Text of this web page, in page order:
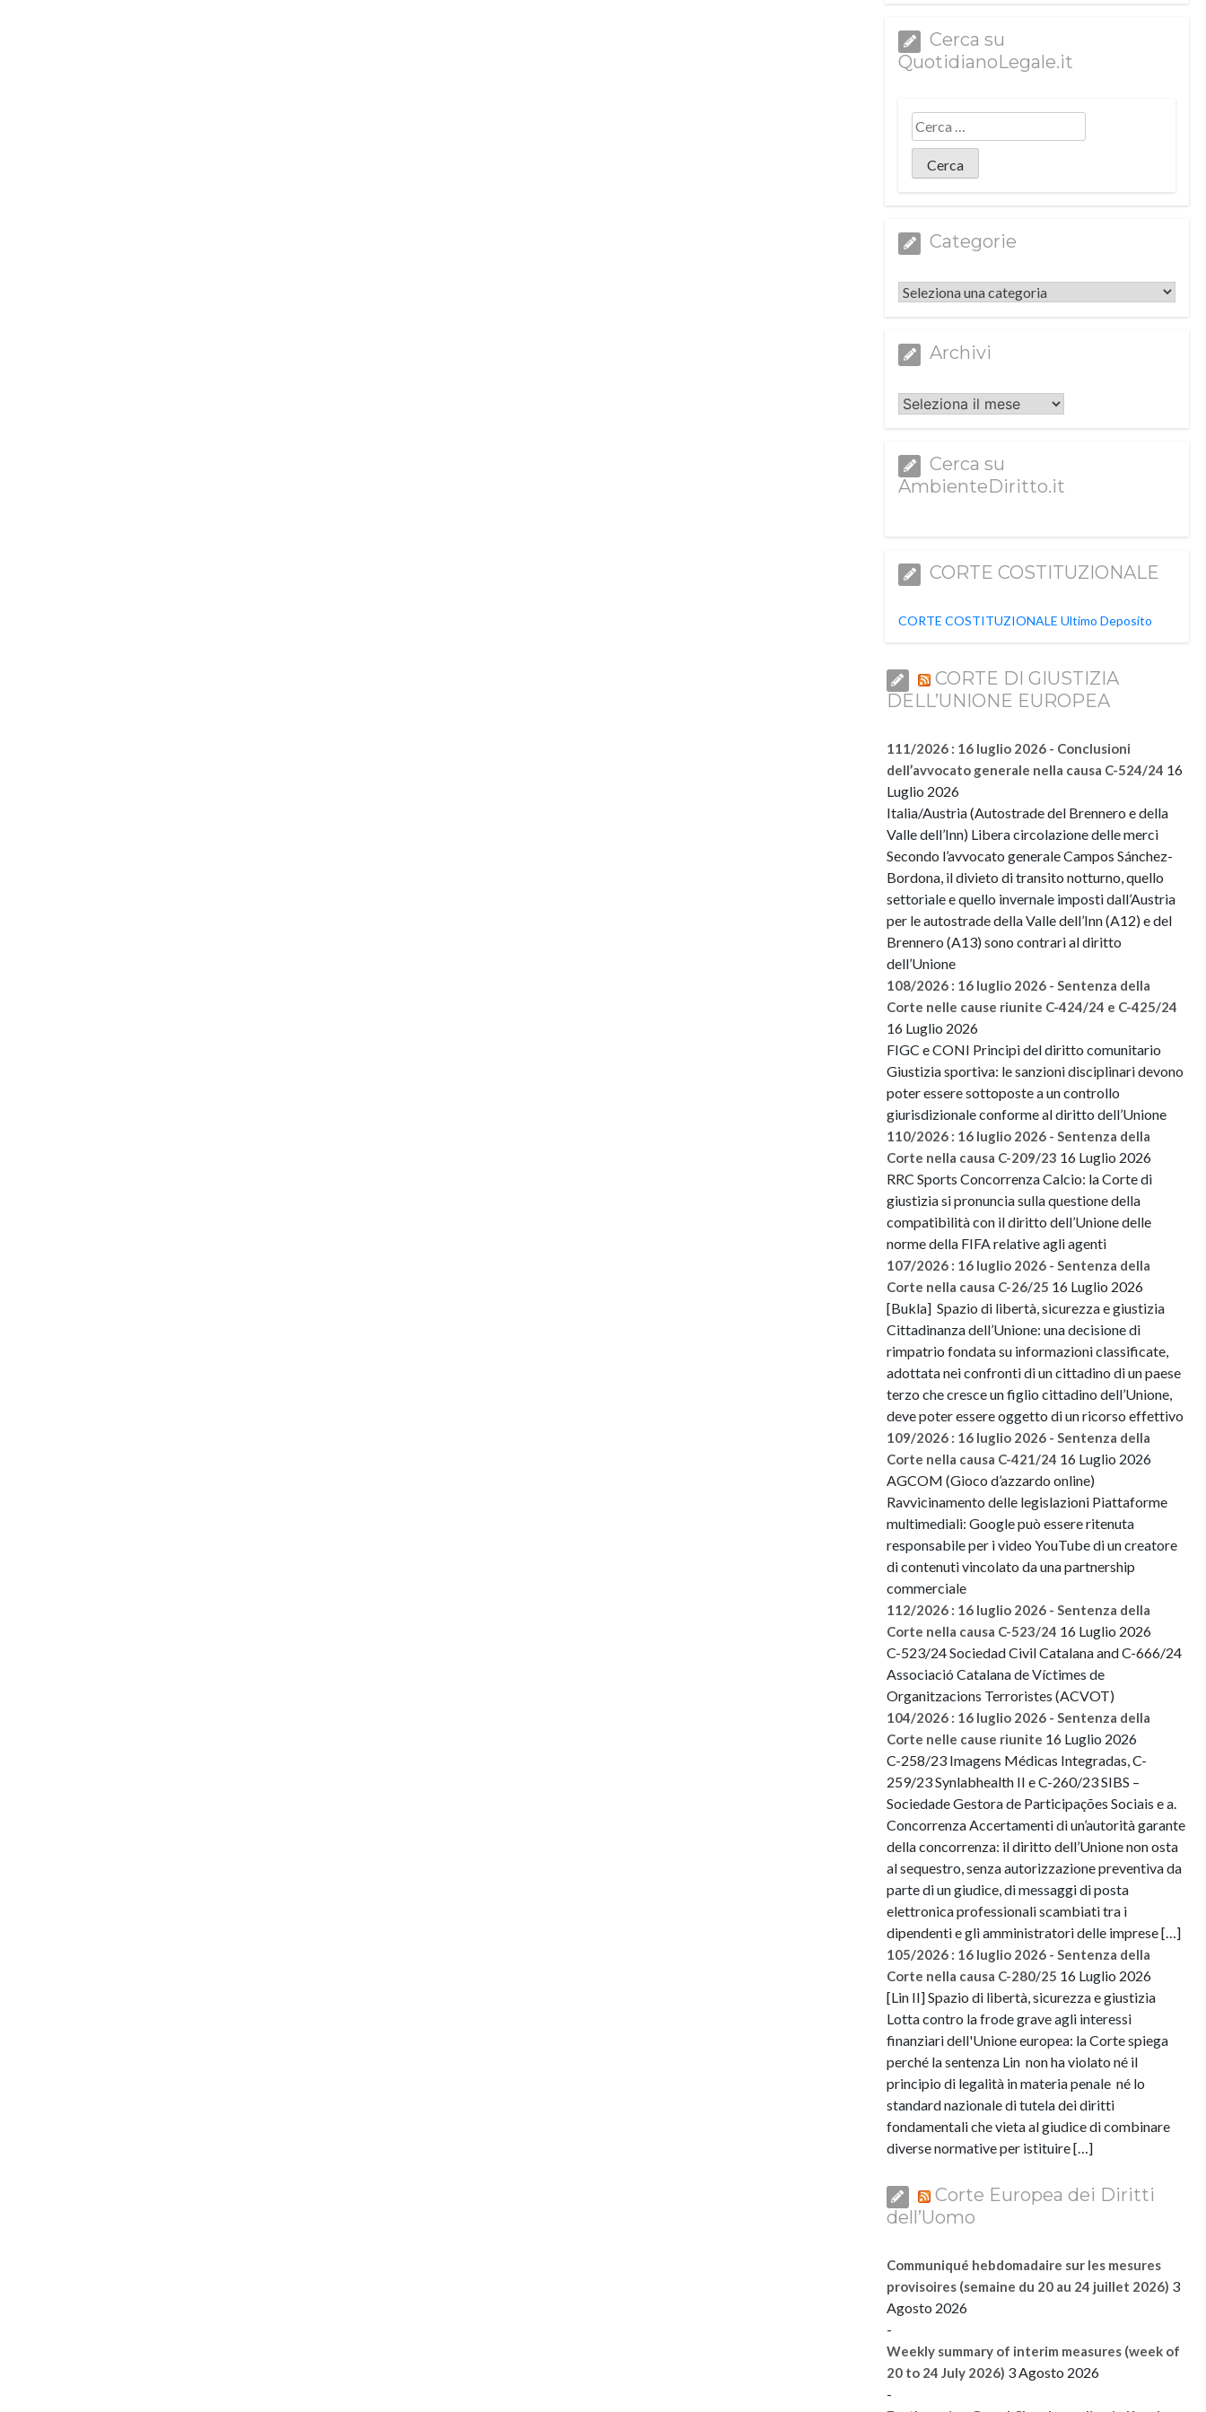
Cerca su
QuotidianoLegale.it
Categorie
Categorie
Archivi
Archivi
Cerca su
AmbienteDiritto.it
CORTE COSTITUZIONALE
CORTE COSTITUZIONALE Ultimo Deposito
CORTE DI GIUSTIZIA
DELL’UNIONE EUROPEA
111/2026 : 16 luglio 2026 - Conclusioni
dell’avvocato generale nella causa C-524/24 16
Luglio 2026
Italia/Austria (Autostrade del Brennero e della
Valle dell’Inn) Libera circolazione delle merci
Secondo l’avvocato generale Campos Sánchez-
Bordona, il divieto di transito notturno, quello
settoriale e quello invernale imposti dall’Austria
per le autostrade della Valle dell’Inn (A12) e del
Brennero (A13) sono contrari al diritto
dell’Unione
108/2026 : 16 luglio 2026 - Sentenza della
Corte nelle cause riunite C-424/24 e C-425/24
16 Luglio 2026
FIGC e CONI Principi del diritto comunitario
Giustizia sportiva: le sanzioni disciplinari devono
poter essere sottoposte a un controllo
giurisdizionale conforme al diritto dell’Unione
110/2026 : 16 luglio 2026 - Sentenza della
Corte nella causa C-209/23 16 Luglio 2026
RRC Sports Concorrenza Calcio: la Corte di
giustizia si pronuncia sulla questione della
compatibilità con il diritto dell’Unione delle
norme della FIFA relative agli agenti
107/2026 : 16 luglio 2026 - Sentenza della
Corte nella causa C-26/25 16 Luglio 2026
[Bukla] Spazio di libertà, sicurezza e giustizia
Cittadinanza dell’Unione: una decisione di
rimpatrio fondata su informazioni classificate,
adottata nei confronti di un cittadino di un paese
terzo che cresce un figlio cittadino dell’Unione,
deve poter essere oggetto di un ricorso effettivo
109/2026 : 16 luglio 2026 - Sentenza della
Corte nella causa C-421/24 16 Luglio 2026
AGCOM (Gioco d’azzardo online)
Ravvicinamento delle legislazioni Piattaforme
multimediali: Google può essere ritenuta
responsabile per i video YouTube di un creatore
di contenuti vincolato da una partnership
commerciale
112/2026 : 16 luglio 2026 - Sentenza della
Corte nella causa C-523/24 16 Luglio 2026
C-523/24 Sociedad Civil Catalana and C-666/24
Associació Catalana de Víctimes de
Organitzacions Terroristes (ACVOT)
104/2026 : 16 luglio 2026 - Sentenza della
Corte nelle cause riunite 16 Luglio 2026
C-258/23 Imagens Médicas Integradas, C-
259/23 Synlabhealth II e C-260/23 SIBS –
Sociedade Gestora de Participações Sociais e a.
Concorrenza Accertamenti di un’autorità garante
della concorrenza: il diritto dell’Unione non osta
al sequestro, senza autorizzazione preventiva da
parte di un giudice, di messaggi di posta
elettronica professionali scambiati tra i
dipendenti e gli amministratori delle imprese […]
105/2026 : 16 luglio 2026 - Sentenza della
Corte nella causa C-280/25 16 Luglio 2026
[Lin II] Spazio di libertà, sicurezza e giustizia
Lotta contro la frode grave agli interessi
finanziari dell'Unione europea: la Corte spiega
perché la sentenza Lin non ha violato né il
principio di legalità in materia penale né lo
standard nazionale di tutela dei diritti
fondamentali che vieta al giudice di combinare
diverse normative per istituire […]
Corte Europea dei Diritti
dell’Uomo
Communiqué hebdomadaire sur les mesures
provisoires (semaine du 20 au 24 juillet 2026) 3
Agosto 2026
-
Weekly summary of interim measures (week of
20 to 24 July 2026) 3 Agosto 2026
-